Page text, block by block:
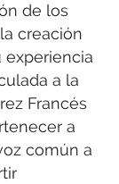
de los
creación
experiencia
a la
Francés
a
común a